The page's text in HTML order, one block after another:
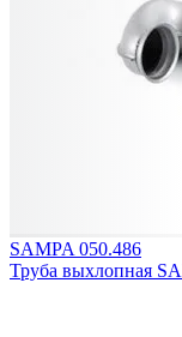
SAMPA 050.486
Труба выхлопная